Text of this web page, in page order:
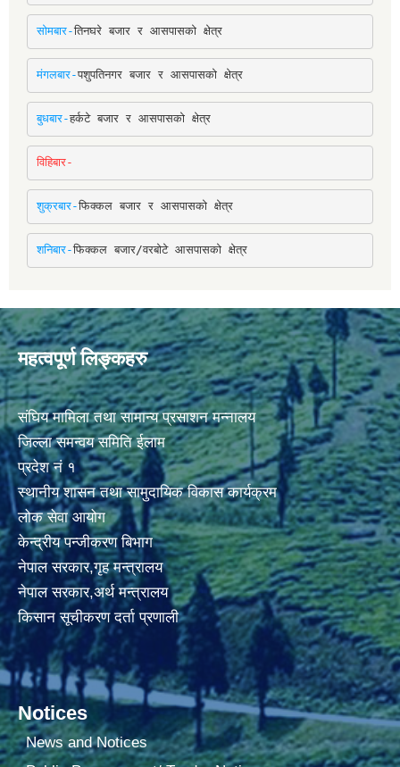
सोमबार-तिनघरे बजार र आसपासको क्षेत्र
मंगलबार-पशुपतिनगर बजार र आसपासको क्षेत्र
बुधबार-हर्कटे बजार र आसपासको क्षेत्र
विहिबार-
शुक्रबार-फिक्कल बजार र आसपासको क्षेत्र
शनिबार-फिक्कल बजार/वरबोटे आसपासको क्षेत्र
महत्वपूर्ण लिङ्कहरु
संघिय मामिला तथा सामान्य प्रसाशन मन्नालय
जिल्ला समन्वय समिति ईलाम
प्रदेश नं १
स्थानीय शासन तथा सामुदायिक विकास कार्यक्रम
लोक सेवा आयोग
केन्द्रीय पन्जीकरण बिभाग
नेपाल सरकार,गृह मन्त्रालय
नेपाल सरकार,अर्थ मन्त्रालय
किसान सूचीकरण दर्ता प्रणाली
Notices
News and Notices